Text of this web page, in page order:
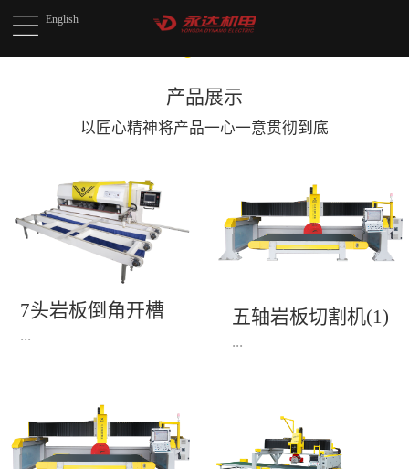
English
产品展示
以匠心精神将产品一心一意贯彻到底
7头岩板倒角开槽
机(1)
...
永达机电7头岩板倒角
开槽机，该设备采用流
水线作业，加工效率
五轴岩板切割机(1)
...
1、简单易学的编程软
件，直观，快速，易